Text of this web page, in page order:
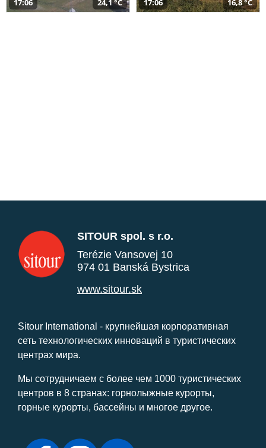
17:06 24,1 °C 17:06 16,8 °C
SITOUR spol. s r.o.
Terézie Vansovej 10
974 01 Banská Bystrica
www.sitour.sk
Sitour International - крупнейшая корпоративная
сеть технологических инноваций в туристических
центрах мира.
Мы сотрудничаем с более чем 1000 туристических
центров в 8 странах: горнолыжные курорты,
горные курорты, бассейны и многое другое.